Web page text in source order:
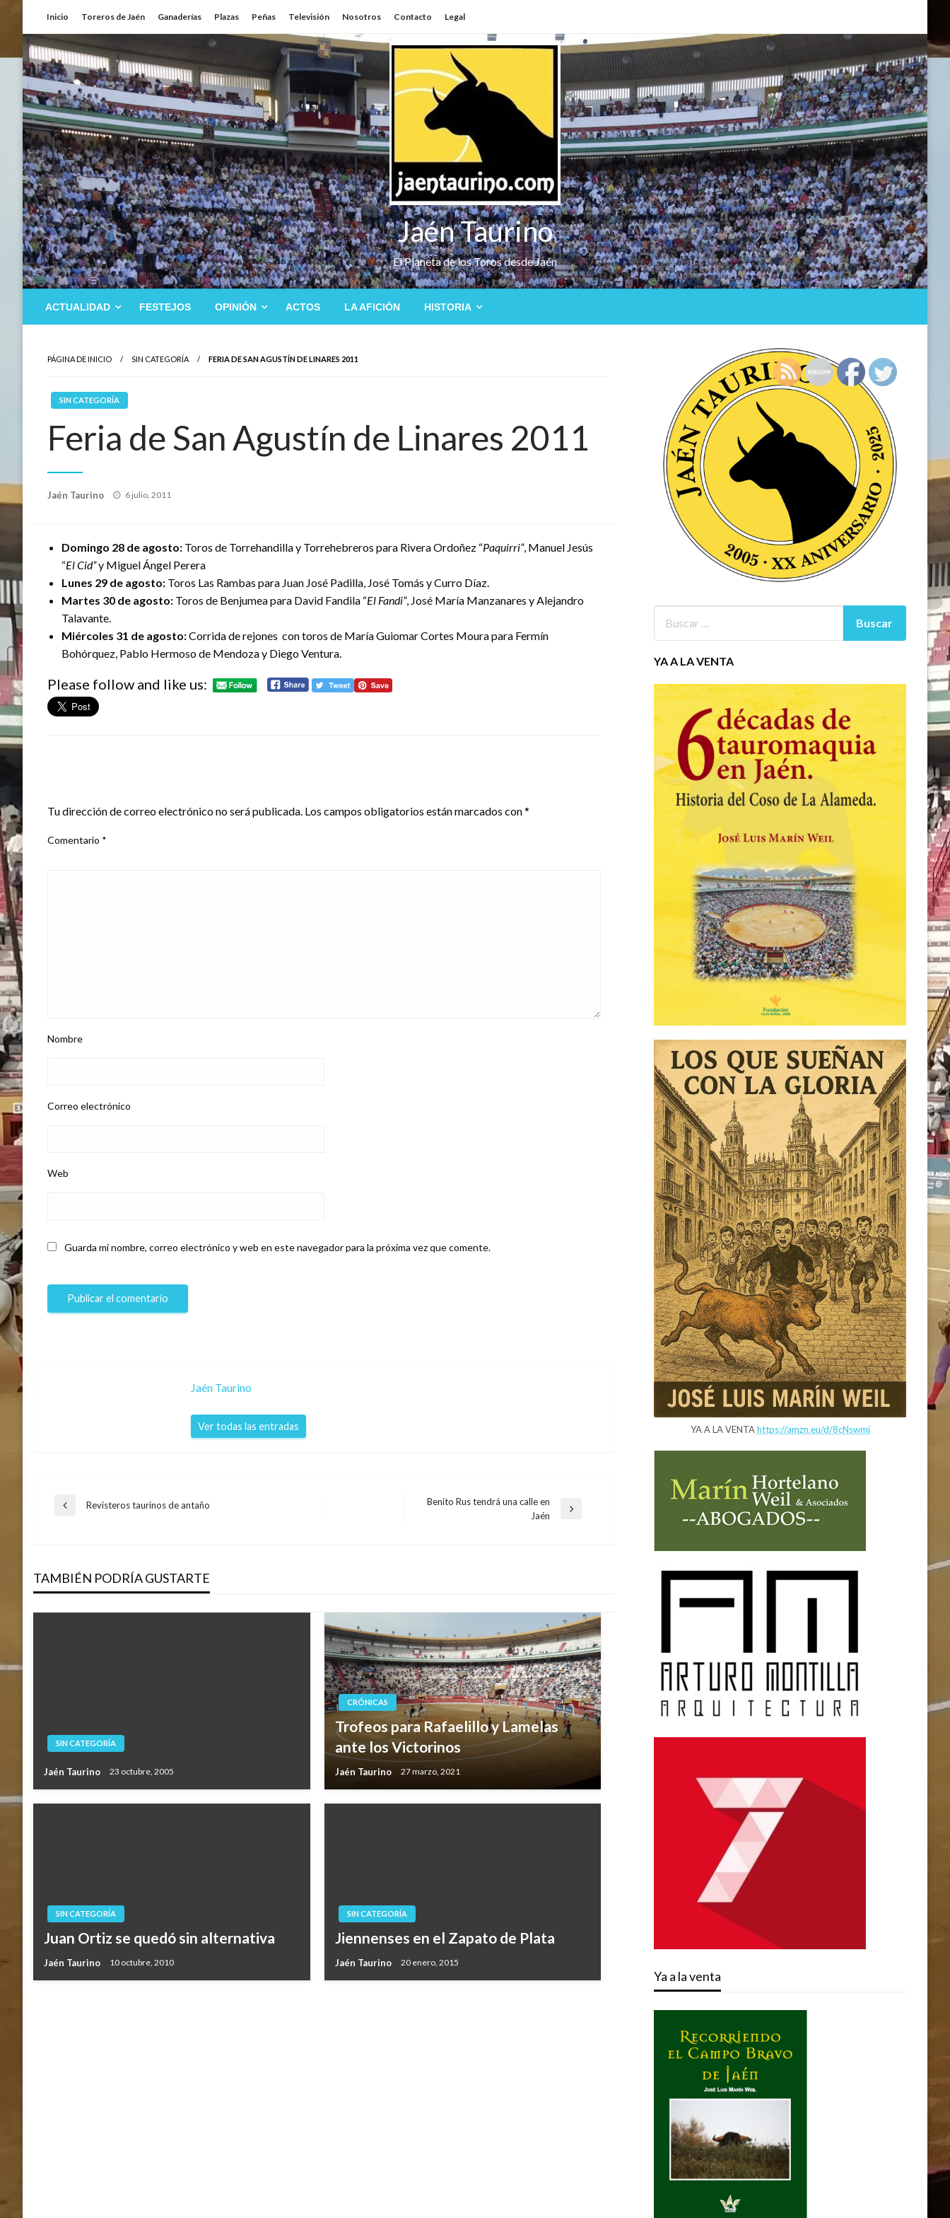
contenido
Inicio Toreros de Jaén Ganaderías Plazas Peñas Televisión Nosotros Contacto Legal
Jaén Taurino
El Planeta de los Toros desde Jaén
ACTUALIDAD FESTEJOS OPINIÓN ACTOS LA AFICIÓN HISTORIA
PÁGINA DE INICIO SIN CATEGORÍA FERIA DE SAN AGUSTÍN DE LINARES 2011
SIN CATEGORÍA
Feria de San Agustín de Linares 2011
Jaén Taurino
Publicado
6 julio, 2011
Domingo 28 de agosto: Toros de Torrehandilla y Torrehebreros para Rivera Ordoñez “Paquirri”, Manuel Jesús
“El Cid”y Miguel Ángel Perera
Lunes 29 de agosto: Toros Las Rambas para Juan José Padilla, José Tomás y Curro Díaz.
Martes 30 de agosto: Toros de Benjumea para David Fandila “El Fandi”, José María Manzanares y Alejandro
Talavante.
Miércoles 31 de agosto:Corrida de rejones con toros de María Guiomar Cortes Moura para Fermín
Bohórquez, Pablo Hermoso de Mendoza y Diego Ventura.
Please follow and like us:
Tu dirección de correo electrónico no será publicada. Los campos obligatorios están marcados con*
Comentario *
Nombre
Correo electrónico
Web
Guarda mi nombre, correo electrónico y web en este navegador para la próxima vez que comente.
Jaén Taurino
Ver todas las entradas
Navegación
entradas
Entrada
Revisteros taurinos de antaño
Benito Rus tendrá una calle en
Jaén
TAMBIÉN PODRÍA GUSTARTE
SIN CATEGORÍA
Jaén Taurino 23 octubre, 2005
CRÓNICAS
Trofeos para Rafaelillo y Lamelas
ante los Victorinos
Jaén Taurino 27 marzo, 2021
SIN CATEGORÍA
Juan Ortiz se quedó sin alternativa
Jaén Taurino 10 octubre, 2010
SIN CATEGORÍA
Jiennenses en el Zapato de Plata
Jaén Taurino 20 enero, 2015
YA A LA VENTA
YA A LA VENTAhttps://amzn.eu/d/8cNswmj
Ya a la venta